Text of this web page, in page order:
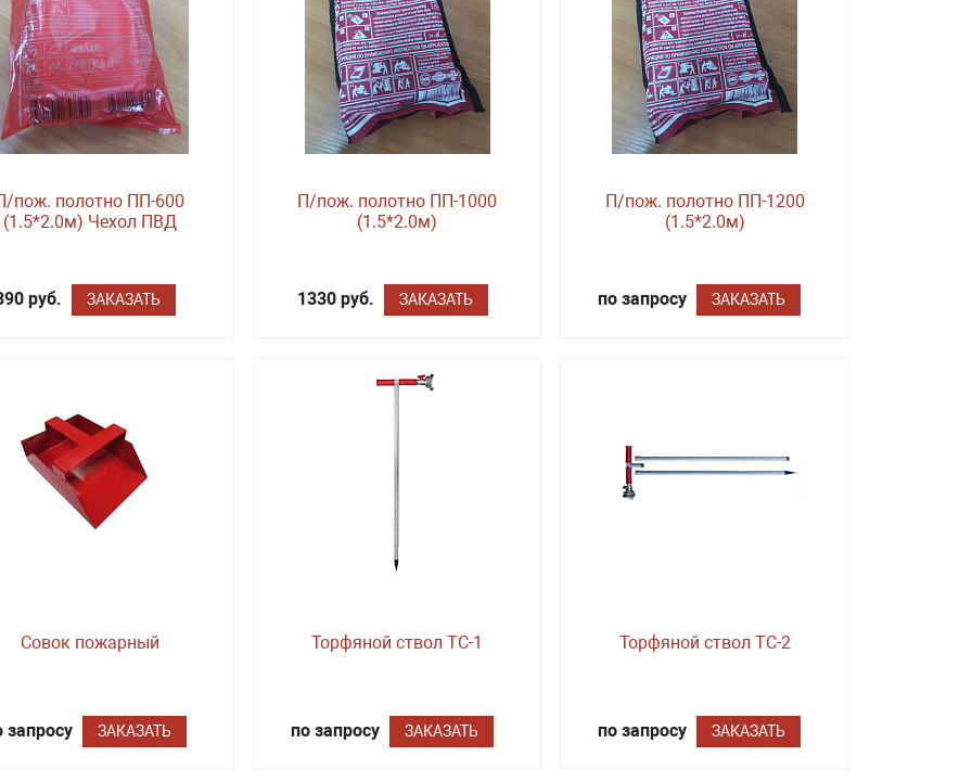
пож. полотно ПП-600
(1.5*2.0м) Чехол ПВД
руб. ЗАКАЗАТЬ
П/пож. полотно ПП-1000
(1.5*2.0м)
1330 руб. ЗАКАЗАТЬ
П/пож. полотно ПП-1200
(1.5*2.0м)
по запросу ЗАКАЗАТЬ
Совок пожарный
запросу ЗАКАЗАТЬ
Торфяной ствол ТС-1
по запросу ЗАКАЗАТЬ
Торфяной ствол ТС-2
по запросу ЗАКАЗАТЬ